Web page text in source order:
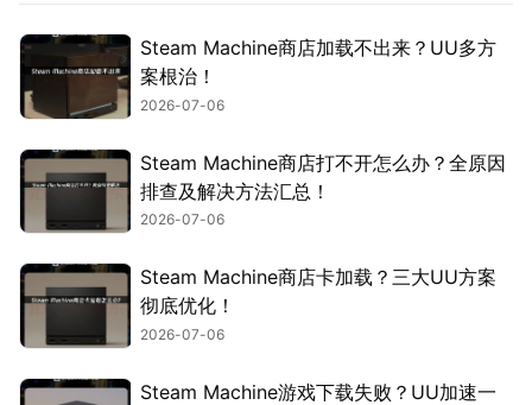
Steam Machine商店加载不出来？UU多方
案根治！
2026-07-06
Steam Machine商店打不开怎么办？全原因
排查及解决方法汇总！
2026-07-06
Steam Machine商店卡加载？三大UU方案
彻底优化！
2026-07-06
Steam Machine游戏下载失败？UU加速一